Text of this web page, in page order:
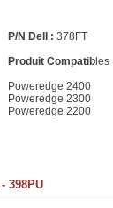
P/N Dell : 378FT
Produit Compatib les
Poweredge 2400
Poweredge 2300
Poweredge 2200
398PU